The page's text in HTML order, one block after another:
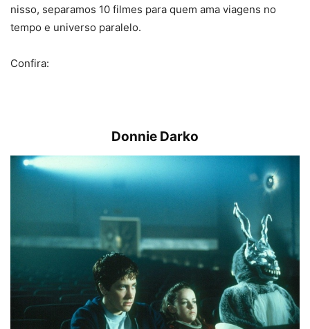
nisso, separamos 10 filmes para quem ama viagens no
tempo e universo paralelo.
Confira:
Donnie Darko